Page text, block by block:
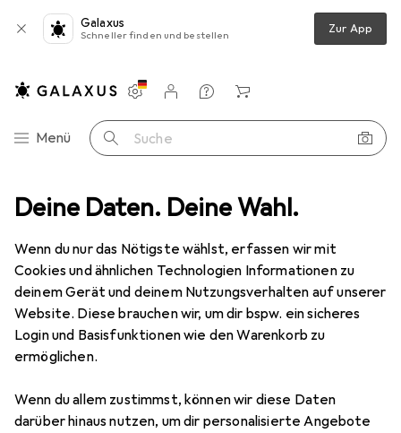
Deine Daten. Deine Wahl.
Wenn du nur das Nötigste wählst, erfassen wir mit
Cookies und ähnlichen Technologien Informationen zu
deinem Gerät und deinem Nutzungsverhalten auf unserer
Website. Diese brauchen wir, um dir bspw. ein sicheres
Login und Basisfunktionen wie den Warenkorb zu
ermöglichen.
Wenn du allem zustimmst, können wir diese Daten
darüber hinaus nutzen, um dir personalisierte Angebote
Galaxus
Schneller finden und bestellen Zur App
Navigation nach Kategorien
Menü Suche
Einstellungen
Kundenkonto
Vergleichslisten
Merklisten
Warenkorb
Outdoorbekleidung Outdoorhose Ocun Noya Shorts
5 Bilder
OcunNoya Shorts
Preis in EUR inkl. MwSt.
EUR
62,81